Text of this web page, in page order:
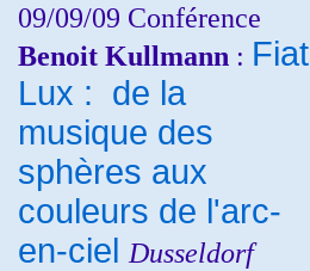
09/09/09 Conférence
Benoit Kullmann : Fiat
Lux : de la
musique des
sphères aux
couleurs de l'arc-
en-ciel Dusseldorf